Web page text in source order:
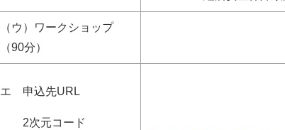
（ウ）ワークショップ
（90分）
エ 申込先URL
2次元コード